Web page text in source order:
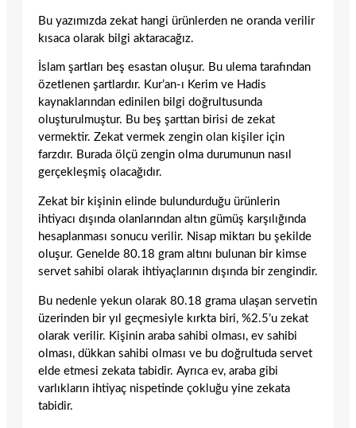
Bu yazımızda zekat hangi ürünlerden ne oranda verilir
kısaca olarak bilgi aktaracağız.
İslam şartları beş esastan oluşur. Bu ulema tarafından
özetlenen şartlardır. Kur’an-ı Kerim ve Hadis
kaynaklarından edinilen bilgi doğrultusunda
oluşturulmuştur. Bu beş şarttan birisi de zekat
vermektir. Zekat vermek zengin olan kişiler için
farzdır. Burada ölçü zengin olma durumunun nasıl
gerçekleşmiş olacağıdır.
Zekat bir kişinin elinde bulundurduğu ürünlerin
ihtiyacı dışında olanlarından altın gümüş karşılığında
hesaplanması sonucu verilir. Nisap miktarı bu şekilde
oluşur. Genelde 80.18 gram altını bulunan bir kimse
servet sahibi olarak ihtiyaçlarının dışında bir zengindir.
Bu nedenle yekun olarak 80.18 grama ulaşan servetin
üzerinden bir yıl geçmesiyle kırkta biri, %2.5’u zekat
olarak verilir. Kişinin araba sahibi olması, ev sahibi
olması, dükkan sahibi olması ve bu doğrultuda servet
elde etmesi zekata tabidir. Ayrıca ev, araba gibi
varlıkların ihtiyaç nispetinde çokluğu yine zekata
tabidir.